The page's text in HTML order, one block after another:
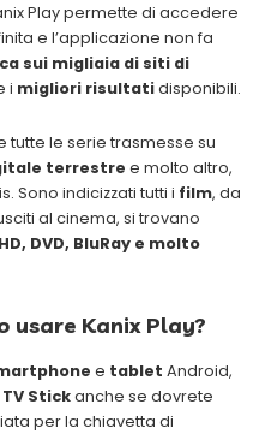
Play permette di accedere
e l’applicazione non fa
sui migliaia di siti di
i migliori risultatidisponibili.
tutte le serie trasmesse su
terrestre e molto altro,
Sono indicizzati tutti i film, da
al cinema, si trovano
DVD, BluRay e molto
usare Kanix Play?
e tablet Android,
Stickanche se dovrete
per la chiavetta di